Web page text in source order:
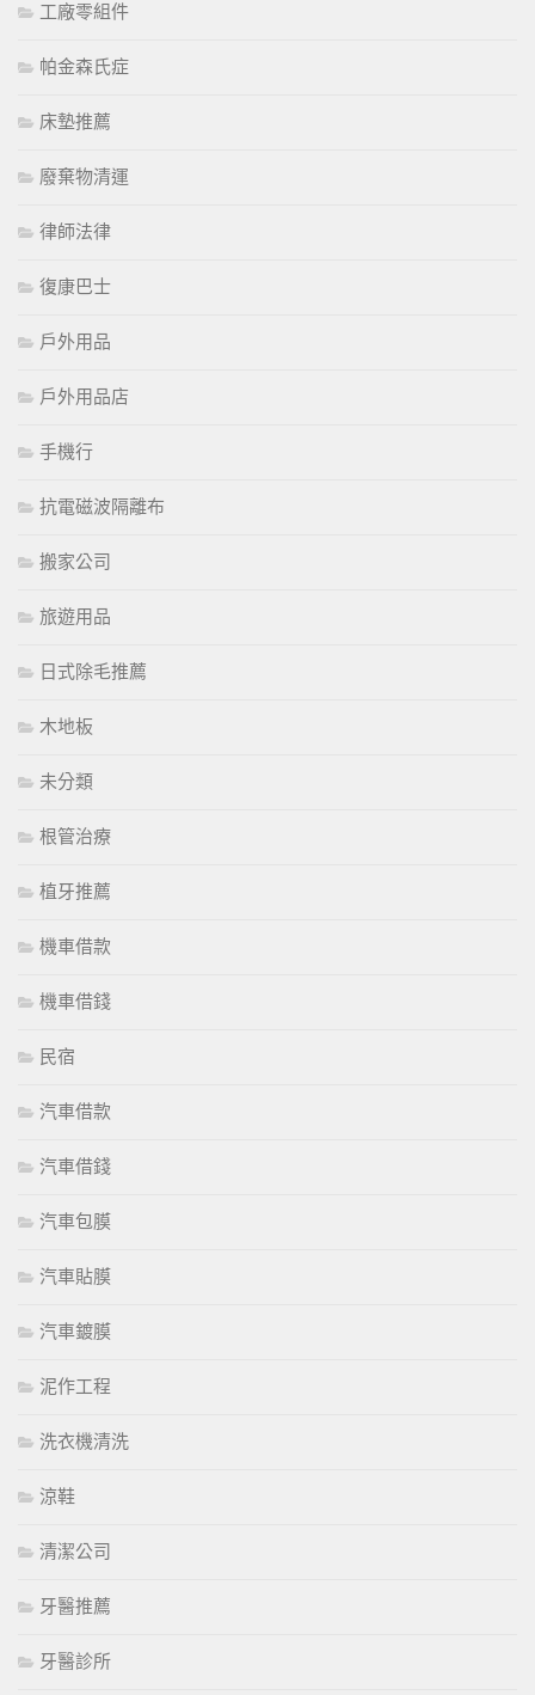
工廠零組件
帕金森氏症
床墊推薦
廢棄物清運
律師法律
復康巴士
戶外用品
戶外用品店
手機行
抗電磁波隔離布
搬家公司
旅遊用品
日式除毛推薦
木地板
未分類
根管治療
植牙推薦
機車借款
機車借錢
民宿
汽車借款
汽車借錢
汽車包膜
汽車貼膜
汽車鍍膜
泥作工程
洗衣機清洗
涼鞋
清潔公司
牙醫推薦
牙醫診所